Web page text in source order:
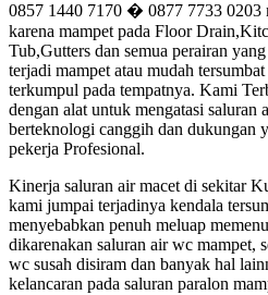
0857 1440 7170 � 0877 7733 0203
karena mampet pada Floor
Tub,Gutters dan semua perairan
terjadi mampet atau mudah
terkumpul pada tempatnya. Kami
dengan alat untuk mengatasi saluran
berteknologi canggih dan dukungan
pekerja Profesional.
Kinerja saluran air macet di sekitar
kami jumpai terjadinya kendala
menyebabkan penuh meluap
dikarenakan saluran air wc mampet,
wc susah disiram dan banyak hal
kelancaran pada saluran paralon